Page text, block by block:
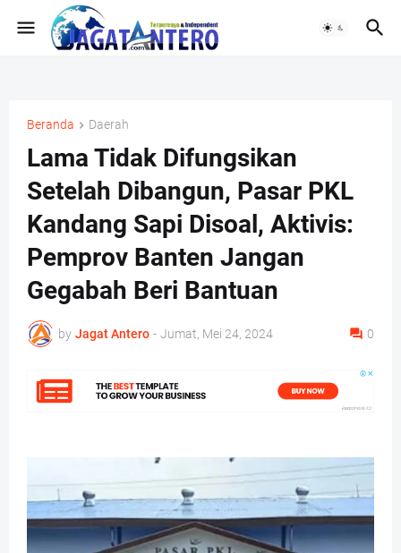
Beranda Daerah
Lama Tidak Difungsikan
Setelah Dibangun, Pasar PKL
Kandang Sapi Disoal, Aktivis:
Pemprov Banten Jangan
Gegabah Beri Bantuan
by Jagat Antero - Jumat, Mei 24, 2024 0